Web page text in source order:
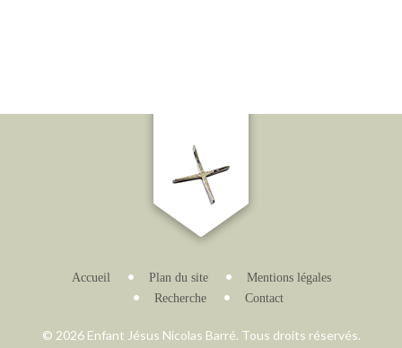
Accueil Plan du site
Mentions légales
Recherche
Contact
© 2026 Enfant Jésus Nicolas Barré. Tous droits réservés.